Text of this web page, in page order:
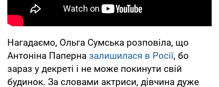
Нагадаємо, Ольга Сумська розповіла, що
Антоніна Паперна залишилася в Росії, бо
зараз у декреті і не може покинути свій
будинок. За словами актриси, дівчина дуже